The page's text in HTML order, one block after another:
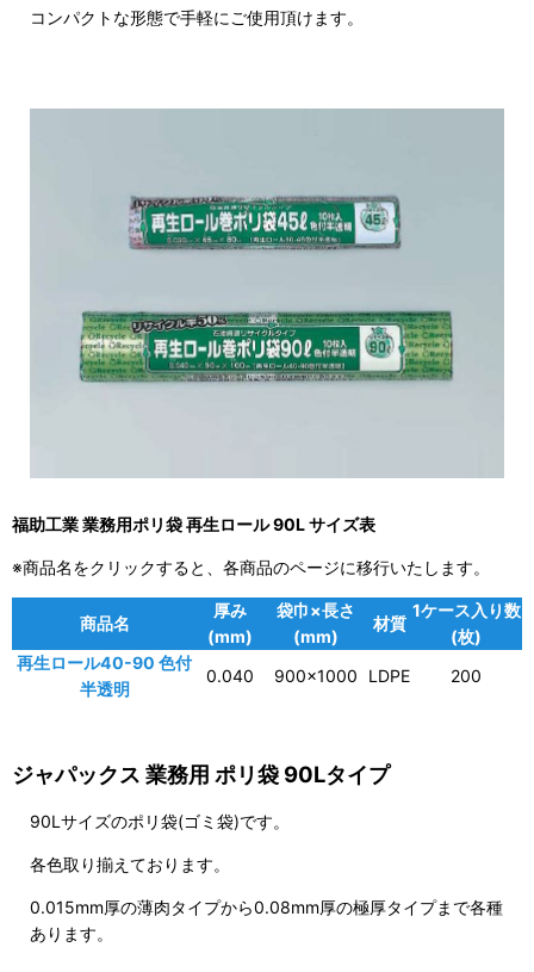
コンパクトな形態で手軽にご使用頂けます。
福助工業 業務用ポリ袋 再生ロール 90L サイズ表
※商品名をクリックすると、各商品のページに移行いたします。
商品名
厚み
(mm)
袋巾×長さ
(mm)
材質
1ケース入り数
(枚)
再生ロール40-90 色付
半透明
0.040 900×1000 LDPE 200
ジャパックス 業務用 ポリ袋 90Lタイプ
90Lサイズのポリ袋(ゴミ袋)です。
各色取り揃えております。
0.015mm厚の薄肉タイプから0.08mm厚の極厚タイプまで各種
あります。